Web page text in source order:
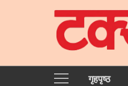
गृहपृष्‍ठ